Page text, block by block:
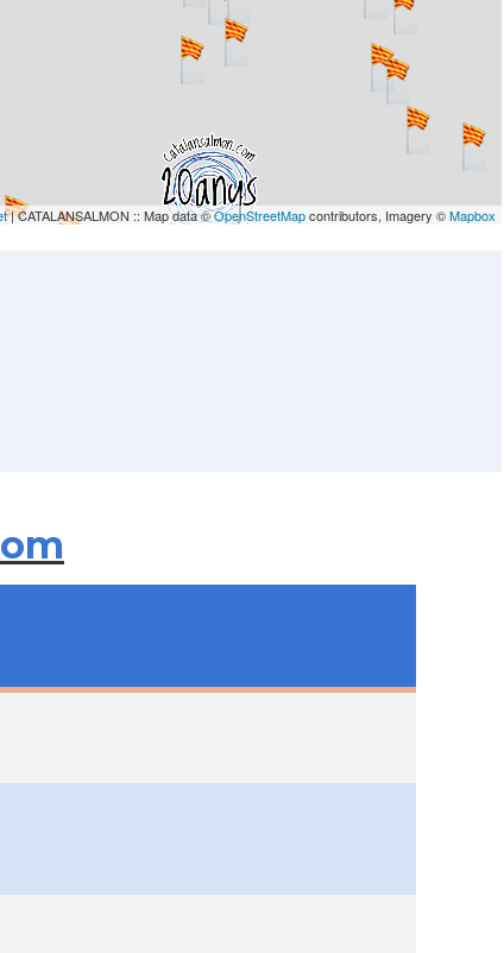
| CATALANSALMON :: Map data ©OpenStreetMapcontributors, Imagery ©Mapbox